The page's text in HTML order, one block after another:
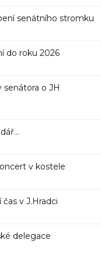
senátního stromku
do roku 2026
senátora o JH
v kostele
v J.Hradci
delegace